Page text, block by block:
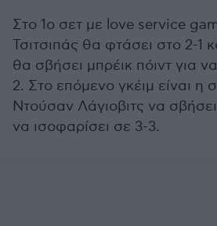
Στο 1ο σετ με love service
Τσιτσιπάς θα φτάσει στο 2-1
θα σβήσει μπρέικ πόιντ για
2. Στο επόμενο γκέιμ είναι η
Ντούσαν Λάγιοβιτς να σβήσει
να ισοφαρίσει σε 3-3.